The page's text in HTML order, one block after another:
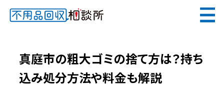
真庭市の粗大ゴミの捨て方は？持ち
込み処分方法や料金も解説